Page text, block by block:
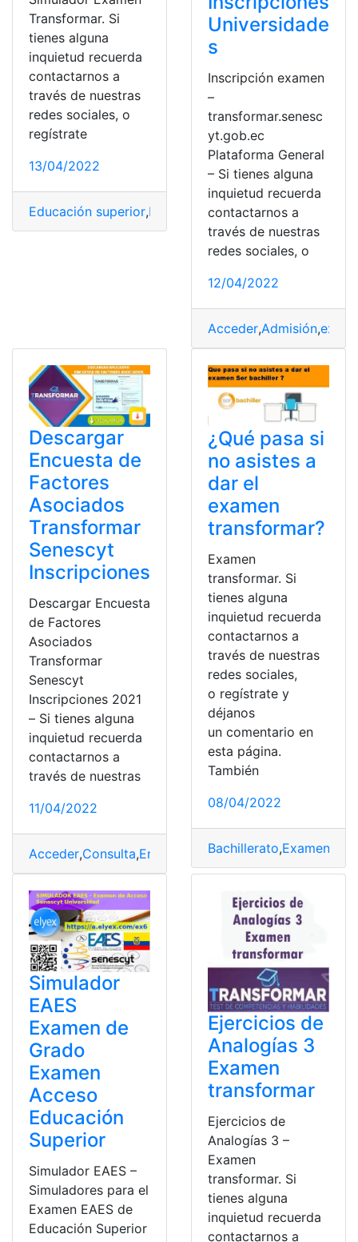
Transformar. Si
tienes alguna
inquietud recuerda
contactarnos a
través de nuestras
redes sociales, o
regístrate
13/04/2022
Educación superior,Examen Examen de ingreso
Universidade
s
Inscripción examen
–
transformar.senesc
yt.gob.ec
Plataforma General
– Si tienes alguna
inquietud recuerda
contactarnos a
través de nuestras
redes sociales, o
12/04/2022
Acceder,Admisión,
Descargar
Encuesta de
Factores
Asociados
Transformar
Senescyt
Inscripciones
Descargar Encuesta
de Factores
Asociados
Transformar
Senescyt
Inscripciones 2021
– Si tienes alguna
inquietud recuerda
contactarnos a
través de nuestras
11/04/2022
Acceder,Consulta,Encuestas Examen,Examen
¿Qué pasa si
no asistes a
dar el
examen
transformar?
Examen
transformar. Si
tienes alguna
inquietud recuerda
contactarnos a
través de nuestras
redes sociales,
o regístrate y
déjanos
un comentario en
esta página.
También
08/04/2022
Bachillerato,Examen
Simulador
EAES
Examen de
Grado
Examen
Acceso
Educación
Superior
Simulador EAES –
Simuladores para el
Examen EAES de
Educación Superior
Ejercicios de
Analogías 3
Examen
transformar
Ejercicios de
Analogías 3 –
Examen
transformar. Si
tienes alguna
inquietud recuerda
contactarnos a